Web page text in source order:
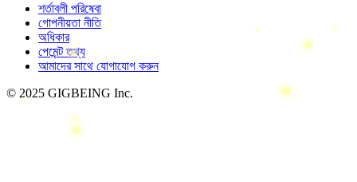
শর্তাবলী পরিষেবা
গোপনীয়তা নীতি
অধিকার
পেমেন্ট তথ্য
আমাদের সাথে যোগাযোগ করুন
© 2025 GIGBEING Inc.